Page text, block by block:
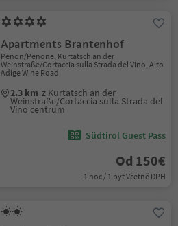
Apartments Brantenhof
Penon/Penone, Kurtatsch an der
Weinstraße/Cortaccia sulla Strada del Vino, Alto
Adige Wine Road
2.3 km z Kurtatsch an der
Weinstraße/Cortaccia sulla Strada del
Vino centrum
Südtirol Guest Pass
Od 150€
1 noc / 1 byt Včetně DPH